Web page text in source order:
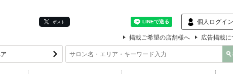
ポスト 個人ログイン
掲載ご希望の店舗様へ 広告掲載に